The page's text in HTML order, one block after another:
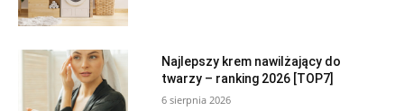
Najlepszy krem nawilżający do
twarzy – ranking 2026 [TOP7]
6 sierpnia 2026